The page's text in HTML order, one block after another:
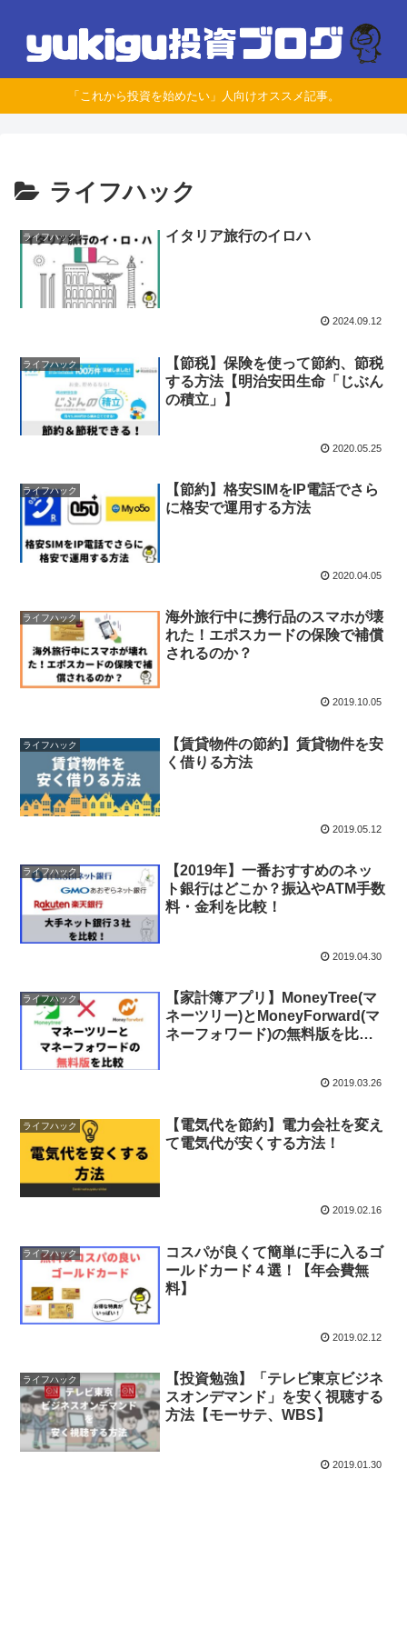
「これから投資を始めたい」人向けオススメ記事。
ライフハック
ライフハック イタリア旅行のイロハ
2024.09.12
ライフハック
【節税】保険を使って節約、節税
する方法【明治安田生命「じぶん
の積立」】
2020.05.25
ライフハック
【節約】格安SIMをIP電話でさら
に格安で運用する方法
2020.04.05
ライフハック
海外旅行中に携行品のスマホが壊
れた！エポスカードの保険で補償
されるのか？
2019.10.05
ライフハック
【賃貸物件の節約】賃貸物件を安
く借りる方法
2019.05.12
ライフハック
【2019年】一番おすすめのネッ
ト銀行はどこか？振込やATM手数
料・金利を比較！
2019.04.30
ライフハック
【家計簿アプリ】MoneyTree(マ
ネーツリー)とMoneyForward(マ
ネーフォワード)の無料版を比較
2019.03.26
ライフハック
【電気代を節約】電力会社を変え
て電気代が安くする方法！
2019.02.16
ライフハック
コスパが良くて簡単に手に入るゴ
ールドカード４選！【年会費無
料】
2019.02.12
ライフハック
【投資勉強】「テレビ東京ビジネ
スオンデマンド」を安く視聴する
方法【モーサテ、WBS】
2019.01.30